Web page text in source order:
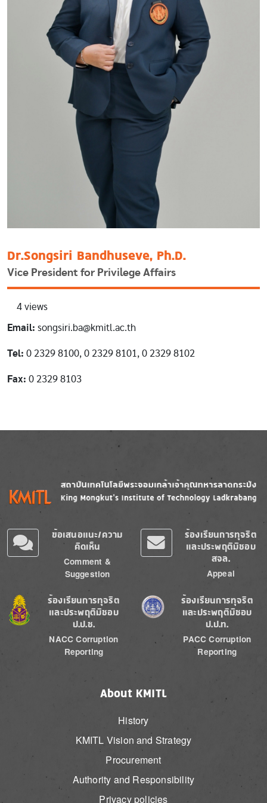
Dr.Songsiri Bandhuseve, Ph.D.
Vice President for Privilege Affairs
4 views
Email: songsiri.ba@kmitl.ac.th
Tel: 0 2329 8100, 0 2329 8101, 0 2329 8102
Fax: 0 2329 8103
Image
ข้อเสนอแนะ/ความ
คิดเห็น
Comment &
Suggestion
ร้องเรียนการทุจริต
และประพฤติมิชอบ
สจล.
Appeal
Image
ร้องเรียนการทุจริต
และประพฤติมิชอบ
ป.ป.ช.
NACC Corruption
Reporting
Image
ร้องเรียนการทุจริต
และประพฤติมิชอบ
ป.ป.ท.
PACC Corruption
Reporting
About KMITL
History
KMITL Vision and Strategy
Procurement
Authority and Responsibility
Privacy policies